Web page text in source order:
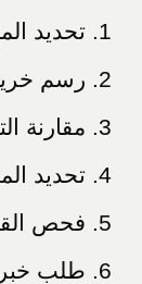
تحديد
رسم
مقارنة
تحديد
فحص
طلب خبرة